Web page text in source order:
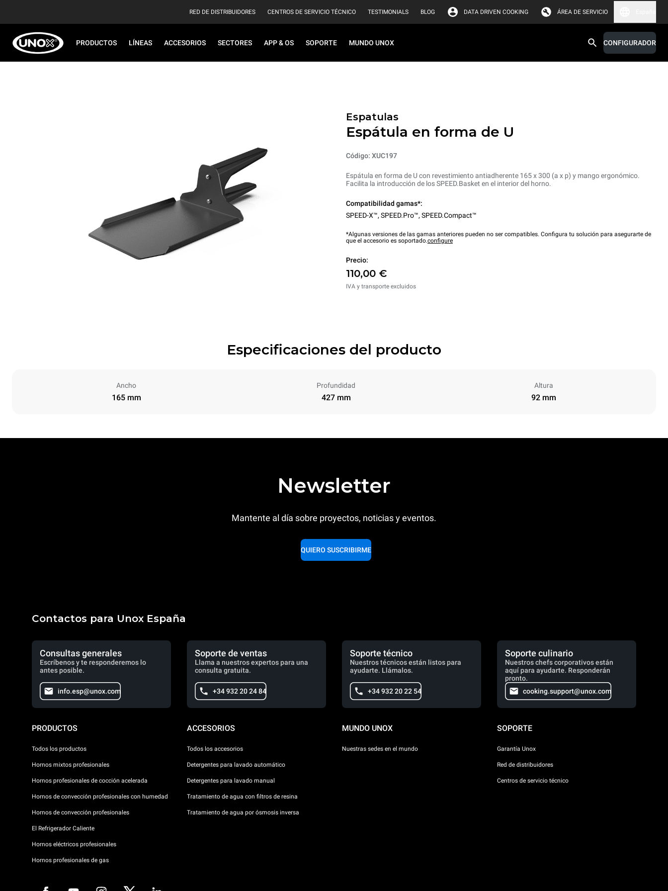
RED DE DISTRIBUIDORES CENTROS DE SERVICIO TÉCNICO TESTIMONIALS BLOG DATA DRIVEN COOKING ÁREA DE SERVICIO
PRODUCTOS LÍNEAS ACCESORIOS SECTORES APP & OS SOPORTE MUNDO UNOX CONFIGURADOR
Espatulas
Espátula en forma de U
Código: XUC197
Espátula en forma de U con revestimiento antiadherente 165 x 300 (a x p) y mango ergonómico.
Facilita la introducción de los SPEED.Basket en el interior del horno.
Compatibilidad gamas*:
SPEED-X™, SPEED.Pro™, SPEED.Compact™
*Algunas versiones de las gamas anteriores pueden no ser compatibles. Configura tu solución para asegurarte de
que el accesorio es soportado.configure
Precio:
110,00 €
IVA y transporte excluidos
Especificaciones del producto
Ancho
165 mm
Profundidad
427 mm
Altura
92 mm
Newsletter
Mantente al día sobre proyectos, noticias y eventos.
QUIERO SUSCRIBIRME
Contactos para Unox España
Consultas generales
Escríbenos y te responderemos lo
antes posible.
info.esp@unox.com
Soporte de ventas
Llama a nuestros expertos para una
consulta gratuita.
+34 932 20 24 84
Soporte técnico
Nuestros técnicos están listos para
ayudarte. Llámalos.
+34 932 20 22 54
Soporte culinario
Nuestros chefs corporativos están
aquí para ayudarte. Responderán
pronto.
cooking.support@unox.com
PRODUCTOS
Todos los productos
Hornos mixtos profesionales
Hornos profesionales de cocción acelerada
Hornos de convección profesionales con humedad
Hornos de convección profesionales
El Refrigerador Caliente
Hornos eléctricos profesionales
Hornos profesionales de gas
ACCESORIOS
Todos los accesorios
Detergentes para lavado automático
Detergentes para lavado manual
Tratamiento de agua con filtros de resina
Tratamiento de agua por ósmosis inversa
MUNDO UNOX
Nuestras sedes en el mundo
SOPORTE
Garantía Unox
Red de distribuidores
Centros de servicio técnico